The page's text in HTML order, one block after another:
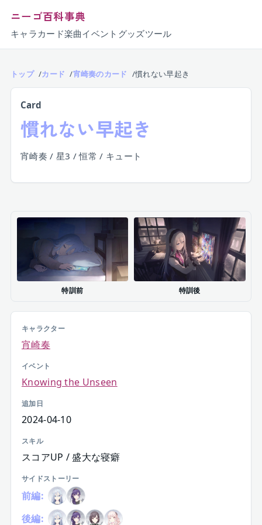
ニーゴ百科事典
キャラ カード楽曲イベント グッズツール
トップ カード 宵崎奏のカード 慣れない早起き
Card
慣れない早起き
宵崎奏 / 星3 / 恒常 / キュート
特訓前 特訓後
キャラクター
宵崎奏
イベント
Knowing the Unseen
追加日
2024-04-10
スキル
スコアUP / 盛大な寝癖
サイドストーリー
前編:
後編: